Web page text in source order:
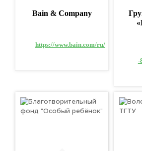
Bain & Company
https://www.bain.com/ru/
-